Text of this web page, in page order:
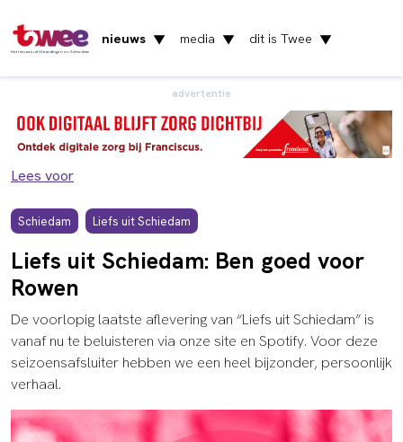
Het nieuws uit Vlaardingen en Schiedam
nieuws ▼ media ▼ dit is Twee ▼
advertentie
Lees voor
Schiedam Liefs uit Schiedam
Liefs uit Schiedam: Ben goed voor
Rowen
De voorlopig laatste aflevering van “Liefs uit Schiedam” is
vanaf nu te beluisteren via onze site en Spotify. Voor deze
seizoensafsluiter hebben we een heel bijzonder, persoonlijk
verhaal.